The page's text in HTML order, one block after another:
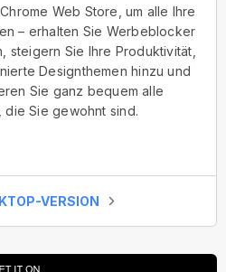
Web Store, um alle Ihre
– erhalten Sie Werbeblocker
steigern Sie Ihre Produktivität,
Designthemen hinzu und
Sie ganz bequem alle
die Sie gewohnt sind.
VERSION